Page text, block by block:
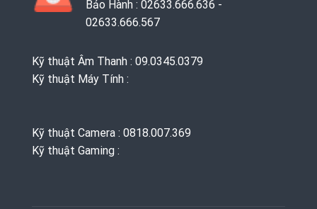
Bảo Hành : 02633.666.636 -
02633.666.567
Kỹ thuật Âm Thanh : 09.0345.0379
Kỹ thuật Máy Tính :
Kỹ thuật Camera : 0818.007.369
Kỹ thuật Gaming ‭: ‬